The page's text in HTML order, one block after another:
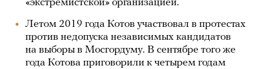
«экстремистской» организацией.
Летом 2019 года Котов участвовал в протестах
против недопуска независимых кандидатов
на выборы в Мосгордуму. В сентябре того же
года Котова приговорили к четырем годам